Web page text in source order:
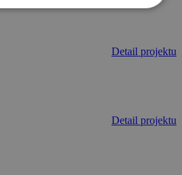
Detail projektu
Detail projektu